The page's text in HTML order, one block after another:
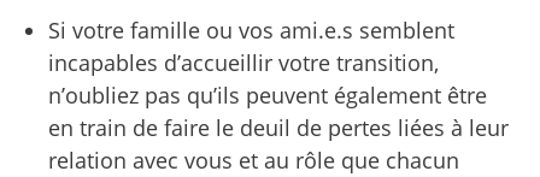
Si votre famille ou vos ami.e.s semblent
incapables d’accueillir votre transition,
n’oubliez pas qu’ils peuvent également être
en train de faire le deuil de pertes liées à leur
relation avec vous et au rôle que chacun